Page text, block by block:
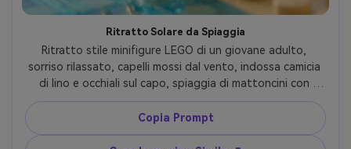
Ritratto Solare da Spiaggia
Ritratto stile minifigure LEGO di un giovane adulto,
sorriso rilassato, capelli mossi dal vento, indossa camicia
di lino e occhiali sul capo, spiaggia di mattoncini con
piccoli onda, sole intenso con luce morbida di rimbalzo,
toni sabbiosi caldi, inquadratura tre quarti, riflessi solari
plastici lucidi, dettaglio 3D alto, identità mantenuta,
Copia Prompt